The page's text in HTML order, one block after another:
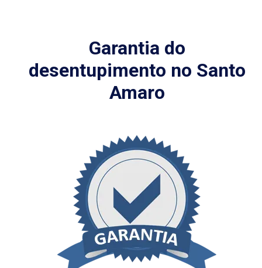
Garantia do
desentupimento no Santo
Amaro